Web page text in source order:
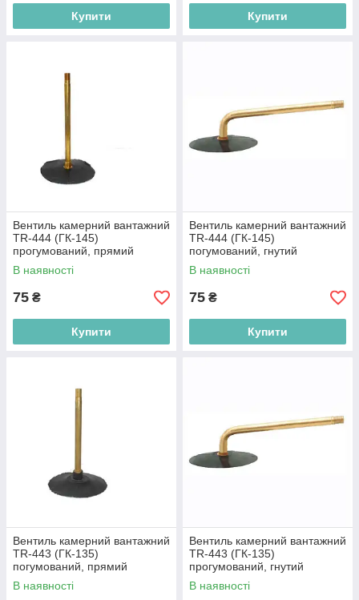
Купити Купити
Вентиль камерний вантажний
TR-444 (ГК-145)
прогумований, прямий
(Baolong)
В наявності
75 ₴
Купити
Вентиль камерний вантажний
TR-444 (ГК-145)
погумований, гнутий
(Baolong)
В наявності
75 ₴
Купити
Вентиль камерний вантажний
TR-443 (ГК-135)
погумований, прямий
(Baolong)
В наявності
Вентиль камерний вантажний
TR-443 (ГК-135)
прогумований, гнутий
(Baolong)
В наявності